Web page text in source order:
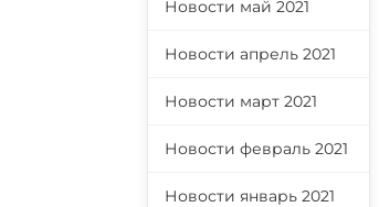
Новости май 2021
Новости апрель 2021
Новости март 2021
Новости февраль 2021
Новости январь 2021